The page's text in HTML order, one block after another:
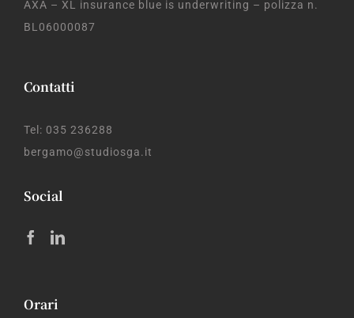
AXA – XL insurance blue is underwriting – polizza n.
BL06000087
Contatti
Tel: 035 236288
bergamo@studiosga.it
Social
Orari